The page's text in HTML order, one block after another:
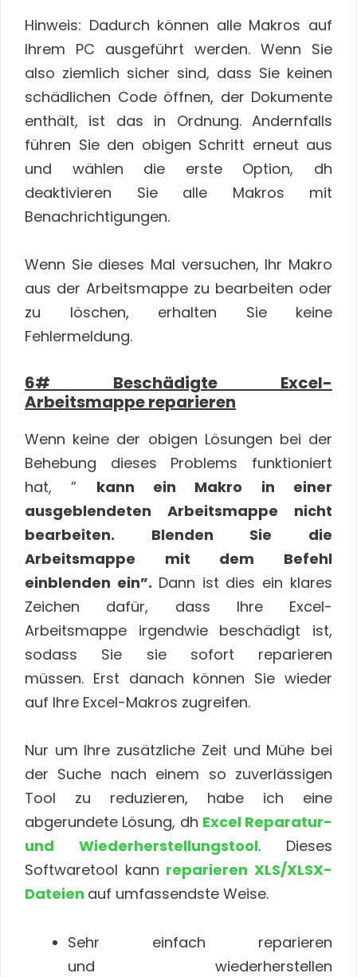
Hinweis: Dadurch können alle Makros auf
Ihrem PC ausgeführt werden. Wenn Sie
also ziemlich sicher sind, dass Sie keinen
schädlichen Code öffnen, der Dokumente
enthält, ist das in Ordnung. Andernfalls
führen Sie den obigen Schritt erneut aus
und wählen die erste Option, dh
deaktivieren Sie alle Makros mit
Benachrichtigungen.
Wenn Sie dieses Mal versuchen, Ihr Makro
aus der Arbeitsmappe zu bearbeiten oder
zu löschen, erhalten Sie keine
Fehlermeldung.
6# Beschädigte Excel-
Arbeitsmappe reparieren
Wenn keine der obigen Lösungen bei der
Behebung dieses Problems funktioniert
hat, ” kann ein Makro in einer
ausgeblendeten Arbeitsmappe nicht
bearbeiten. Blenden Sie die
Arbeitsmappe mit dem Befehl
einblenden ein”. Dann ist dies ein klares
Zeichen dafür, dass Ihre Excel-
Arbeitsmappe irgendwie beschädigt ist,
sodass Sie sie sofort reparieren
müssen. Erst danach können Sie wieder
auf Ihre Excel-Makros zugreifen.
Nur um Ihre zusätzliche Zeit und Mühe bei
der Suche nach einem so zuverlässigen
Tool zu reduzieren, habe ich eine
abgerundete Lösung, dh Excel Reparatur-
und Wiederherstellungstool. Dieses
Softwaretool kann reparieren XLS/XLSX-
Dateien auf umfassendste Weise.
Sehr einfach reparieren
und wiederherstellen